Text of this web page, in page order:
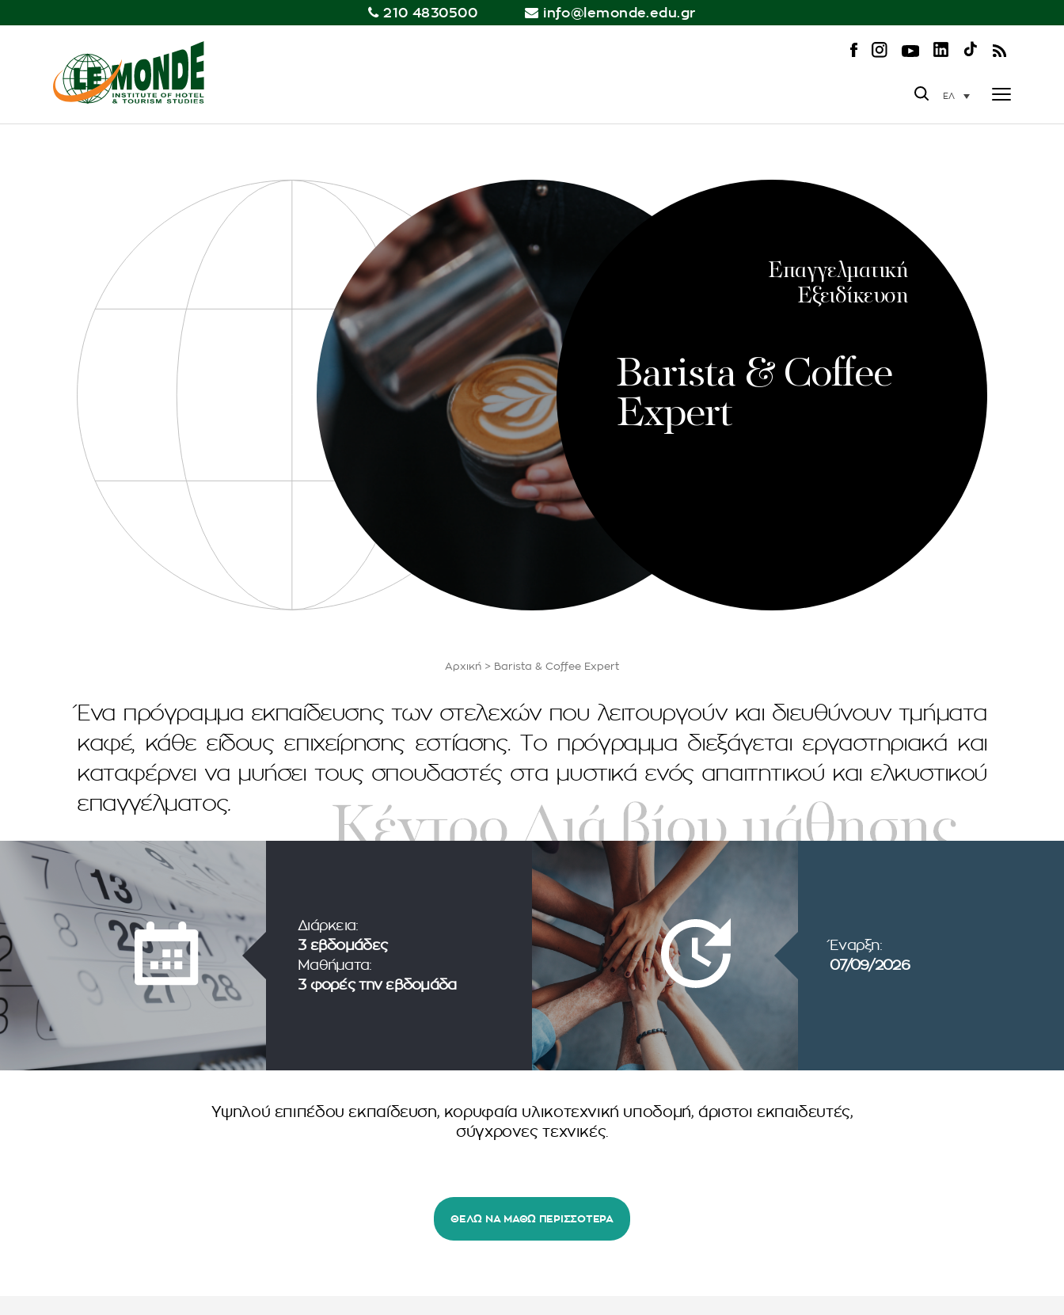
210 4830500 info@lemonde.edu.gr
ΕΛ
Επαγγελματική
Εξειδίκευση
Barista & Coffee
Expert
Αρχική > Barista & Coffee Expert
Ένα πρόγραμμα εκπαίδευσης των στελεχών που λειτουργούν και διευθύνουν τμήματα
καφέ, κάθε είδους επιχείρησης εστίασης. Το πρόγραμμα διεξάγεται εργαστηριακά και
καταφέρνει να μυήσει τους σπουδαστές στα μυστικά ενός απαιτητικού και ελκυστικού
επαγγέλματος.
Διάρκεια:
3 εβδομάδες
Μαθήματα:
3 φορές την εβδομάδα
Έναρξη:
07/09/2026
Υψηλού επιπέδου εκπαίδευση, κορυφαία υλικοτεχνική υποδομή, άριστοι εκπαιδευτές,
σύγχρονες τεχνικές.
ΘΕΛΩ ΝΑ ΜΑΘΩ ΠΕΡΙΣΣΟΤΕΡΑ